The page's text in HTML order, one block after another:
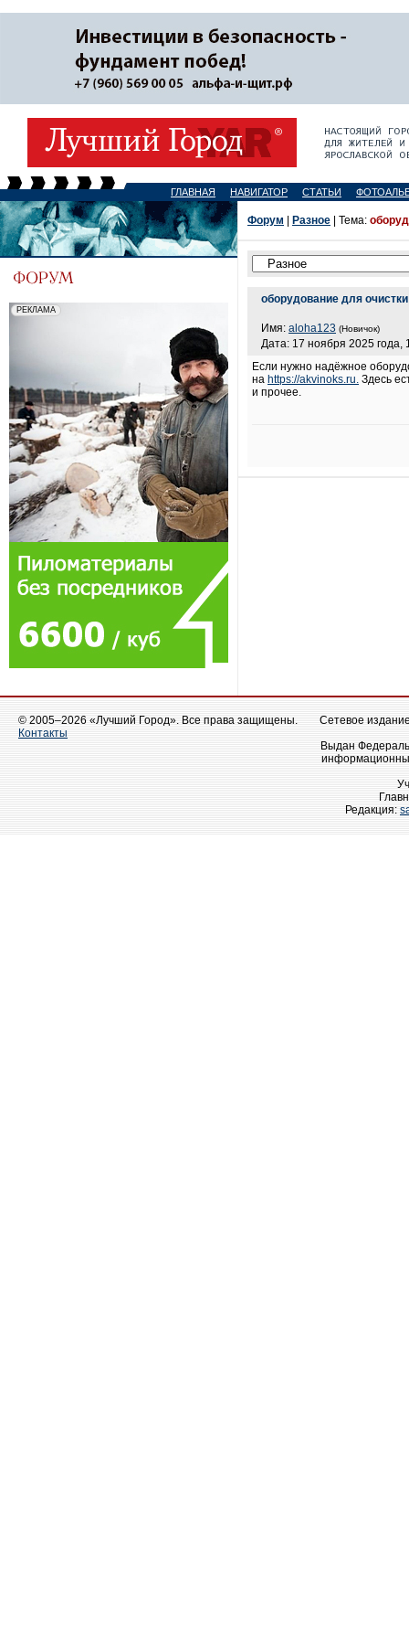
ГЛАВНАЯ НАВИГАТОР СТАТЬИ
Форум Разное | Тема:
оборудование для
Имя: aloha123 (Новичок)
Дата: 17 ноября 2025 года,
Если нужно надёжное
на https://akvinoks.ru. Здесь
и прочее.
© 2005–2026 «Лучший Город». Все права защищены.
Контакты
Сетевое
Выдан
Редакция: